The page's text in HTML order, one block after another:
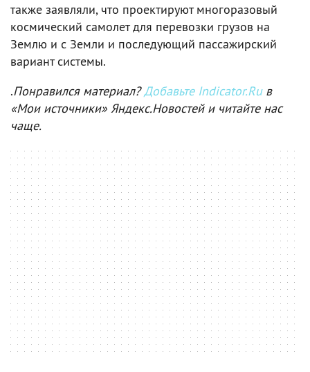
также заявляли, что проектируют многоразовый
космический самолет для перевозки грузов на
Землю и с Земли и последующий пассажирский
вариант системы.
.Понравился материал?Добавьте Indicator.Ruв
«Мои источники» Яндекс.Новостей и читайте нас
чаще.